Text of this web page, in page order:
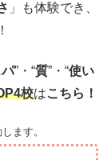
」も体験でき、
！
”・“質”・“使い
校はこちら！
ます。